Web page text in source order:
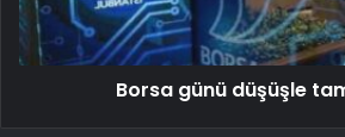
Borsa günü düşüşle